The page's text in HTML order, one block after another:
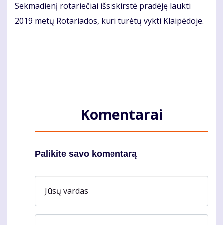
Sek­ma­die­nį ro­ta­rie­čiai iš­si­skirs­tė pra­dė­ję lauk­ti
2019 me­tų Ro­ta­ria­dos, ku­ri tu­rė­tų vyk­ti Klai­pė­do­je.
Komentarai
Palikite savo komentarą
Jūsų vardas